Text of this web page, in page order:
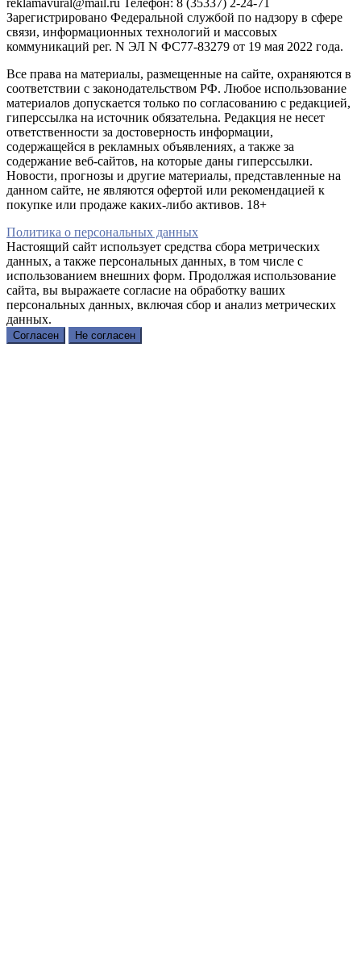
reklamavural@mail.ru Телефон: 8 (35337) 2-24-71
Зарегистрировано Федеральной службой по надзору в сфере
связи, информационных технологий и массовых
коммуникаций рег. N ЭЛ N ФС77-83279 от 19 мая 2022 года.
Все права на материалы, размещенные на сайте, охраняются в
соответствии с законодательством РФ. Любое использование
материалов допускается только по согласованию с редакцией,
гиперссылка на источник обязательна. Редакция не несет
ответственности за достоверность информации,
содержащейся в рекламных объявлениях, а также за
содержание веб-сайтов, на которые даны гиперссылки.
Новости, прогнозы и другие материалы, представленные на
данном сайте, не являются офертой или рекомендацией к
покупке или продаже каких-либо активов. 18+
Политика о персональных данных
Настоящий сайт использует средства сбора метрических
данных, а также персональных данных, в том числе с
использованием внешних форм. Продолжая использование
сайта, вы выражаете согласие на обработку ваших
персональных данных, включая сбор и анализ метрических
данных.
Согласен Не согласен